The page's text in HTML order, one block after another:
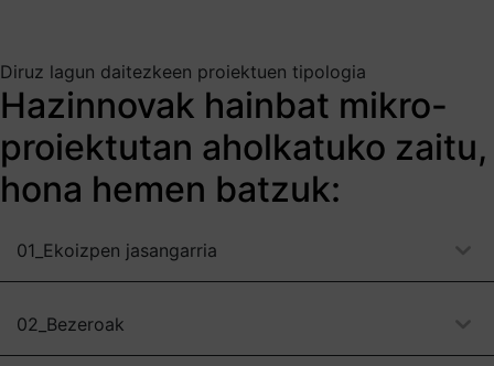
Diruz lagun daitezkeen proiektuen tipologia
Hazinnovak hainbat mikro-
proiektutan aholkatuko zaitu,
hona hemen batzuk:
01_Ekoizpen jasangarria
02_Bezeroak